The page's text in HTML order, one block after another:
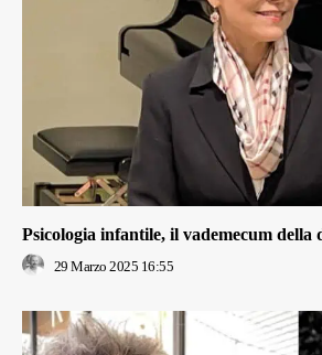
Psicologia infantile, il vademecum della
29 Marzo 2025 16:55